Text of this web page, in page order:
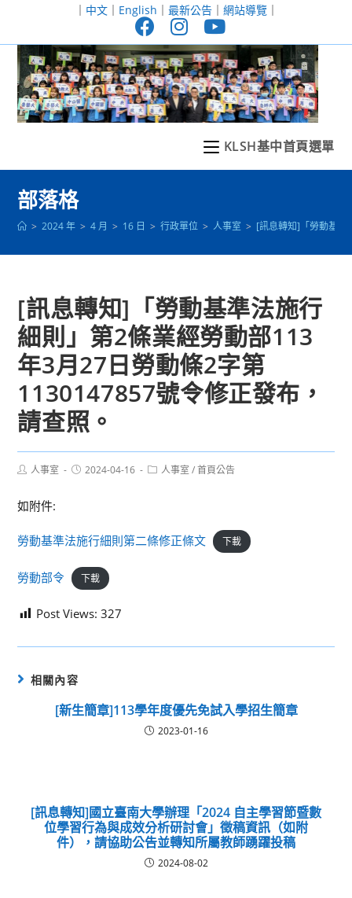
至
｜ 中文｜ English ｜ 最新公告｜ 網站導覽｜
KLSH基中首頁選單
部落格
> 2024 年 > 4 月 > 16 日 > 行政單位 > 人事室 > [訊息轉知]「勞動基
[訊息轉知]「勞動基準法施行
細則」第2條業經勞動部113
年3月27日勞動條2字第
1130147857號令修正發布，
請查照。
Post人事室
Post2024-04-16
Post人事室 / 首頁公告
如附件:
勞動基準法施行細則第二條修正條文 下載
勞動部令 下載
Post Views: 327
相關內容
[新生簡章]113學年度優先免試入學招生簡章
2023-01-16
[訊息轉知]國立臺南大學辦理「2024 自主學習節暨數
位學習行為與成效分析研討會」徵稿資訊（如附
件），請協助公告並轉知所屬教師踴躍投稿
2024-08-02